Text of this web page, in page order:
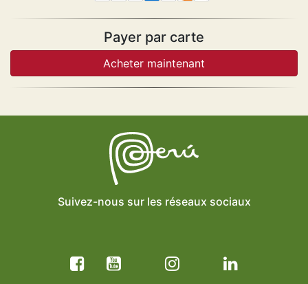
Payer par carte
Suivez-nous sur les réseaux sociaux